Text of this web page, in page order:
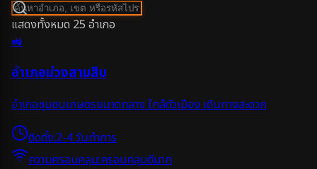
แสดงทั้งหมด 25 อำเภอ
🚜
อำเภอม่วงสามสิบ
อำเภอชุมชนเกษตรขนาดกลาง ใกล้ตัวเมือง เดินทางสะดวก
ติดตั้ง:2-4 วันทำการ
ความครอบคลุม:ครอบคลุมดีมาก